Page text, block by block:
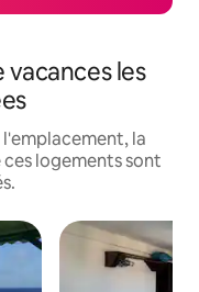
vacances les
l'emplacement, la
logements sont